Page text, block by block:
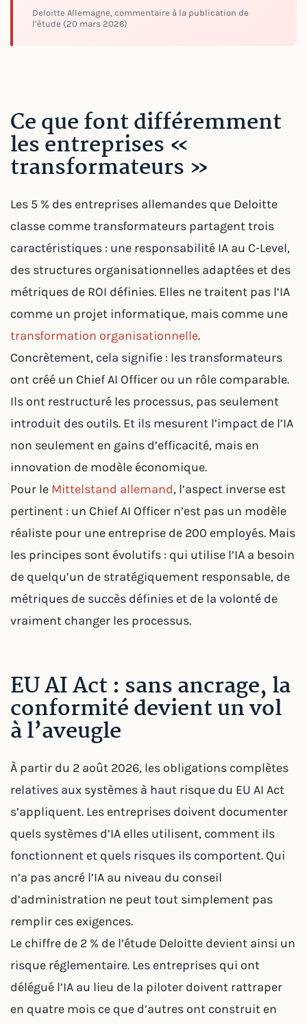
Deloitte Allemagne, commentaire à la publication de
l’étude (20 mars 2026)
Ce que font différemment
les entreprises «
transformateurs »
Les 5 % des entreprises allemandes que Deloitte
classe comme transformateurs partagent trois
caractéristiques : une responsabilité IA au C-Level,
des structures organisationnelles adaptées et des
métriques de ROI définies. Elles ne traitent pas l’IA
comme un projet informatique, mais comme une
transformation organisationnelle.
Concrètement, cela signifie : les transformateurs
ont créé un Chief AI Officer ou un rôle comparable.
Ils ont restructuré les processus, pas seulement
introduit des outils. Et ils mesurent l’impact de l’IA
non seulement en gains d’efficacité, mais en
innovation de modèle économique.
Pour le Mittelstand allemand, l’aspect inverse est
pertinent : un Chief AI Officer n’est pas un modèle
réaliste pour une entreprise de 200 employés. Mais
les principes sont évolutifs : qui utilise l’IA a besoin
de quelqu’un de stratégiquement responsable, de
métriques de succès définies et de la volonté de
vraiment changer les processus.
EU AI Act : sans ancrage, la
conformité devient un vol
à l’aveugle
À partir du 2 août 2026, les obligations complètes
relatives aux systèmes à haut risque du EU AI Act
s’appliquent. Les entreprises doivent documenter
quels systèmes d’IA elles utilisent, comment ils
fonctionnent et quels risques ils comportent. Qui
n’a pas ancré l’IA au niveau du conseil
d’administration ne peut tout simplement pas
remplir ces exigences.
Le chiffre de 2 % de l’étude Deloitte devient ainsi un
risque réglementaire. Les entreprises qui ont
délégué l’IA au lieu de la piloter doivent rattraper
en quatre mois ce que d’autres ont construit en